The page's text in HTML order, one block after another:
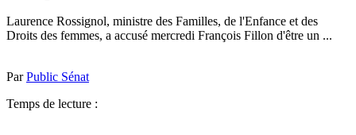
Laurence Rossignol, ministre des Familles, de l'Enfance et des
Droits des femmes, a accusé mercredi François Fillon d'être un ...
ParPublic Sénat
Temps de lecture :